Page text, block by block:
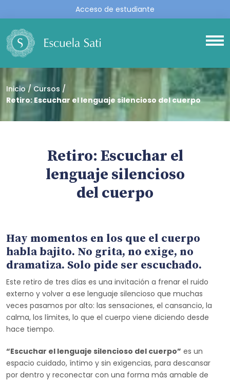
Acceso de estudiante
Inicio Cursos
Retiro: Escuchar el lenguaje silencioso del cuerpo
Retiro: Escuchar el
lenguaje silencioso
del cuerpo
Hay momentos en los que el cuerpo
habla bajito. No grita, no exige, no
dramatiza. Solo pide ser escuchado.
Este retiro de tres días es una invitación a frenar el ruido
externo y volver a ese lenguaje silencioso que muchas
veces pasamos por alto: las sensaciones, el cansancio, la
calma, los límites, lo que el cuerpo viene diciendo desde
hace tiempo.
“Escuchar el lenguaje silencioso del cuerpo” es un
espacio cuidado, íntimo y sin exigencias, para descansar
por dentro y reconectar con una forma más amable de